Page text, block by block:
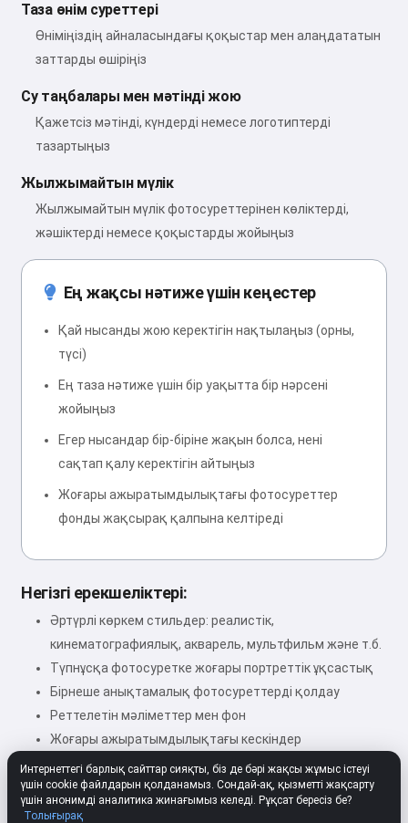
Таза өнім суреттері
Өніміңіздің айналасындағы қоқыстар мен алаңдататын
заттарды өшіріңіз
Су таңбалары мен мәтінді жою
Қажетсіз мәтінді, күндерді немесе логотиптерді
тазартыңыз
Жылжымайтын мүлік
Жылжымайтын мүлік фотосуреттерінен көліктерді,
жәшіктерді немесе қоқыстарды жойыңыз
Ең жақсы нәтиже үшін кеңестер
Қай нысанды жою керектігін нақтылаңыз (орны,
түсі)
Ең таза нәтиже үшін бір уақытта бір нәрсені
жойыңыз
Егер нысандар бір-біріне жақын болса, нені
сақтап қалу керектігін айтыңыз
Жоғары ажыратымдылықтағы фотосуреттер
фонды жақсырақ қалпына келтіреді
Негізгі ерекшеліктері:
Әртүрлі көркем стильдер: реалистік,
кинематографиялық, акварель, мультфильм және т.б.
Түпнұсқа фотосуретке жоғары портреттік ұқсастық
Бірнеше анықтамалық фотосуреттерді қолдау
Реттелетін мәліметтер мен фон
Жоғары ажыратымдылықтағы кескіндер
★★★★★4.80312 Баптаулар Бағалау
Интернеттегі барлық сайттар сияқты, біз де бәрі жақсы жұмыс істеуі
үшін cookie файлдарын қолданамыз. Сондай-ақ, қызметті жақсарту
үшін анонимді аналитика жинағымыз келеді. Рұқсат бересіз бе?
Толығырақ